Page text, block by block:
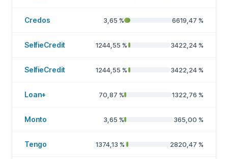
Credos 3,65 % 6619,47 %
SelfieCredit 1244,55 % 3422,24%
SelfieCredit 1244,55 % 3422,24%
Loan+ 70,87 % 1322,76 %
Monto 3,65 % 365,00 %
Tengo 1374,13 % 2820,47 %